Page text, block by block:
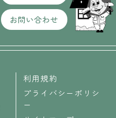
お問い合わせ
利用規約
プライバシーポリシ
ー